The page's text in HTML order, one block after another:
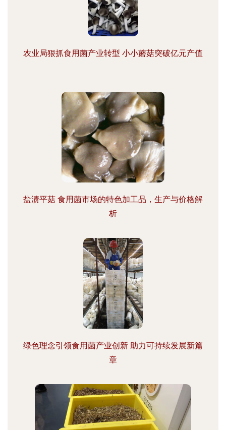
农业局狠抓食用菌产业转型 小小蘑菇突破亿元产值
盐渍平菇 食用菌市场的特色加工品，生产与价格解
析
绿色理念引领食用菌产业创新 助力可持续发展新篇
章